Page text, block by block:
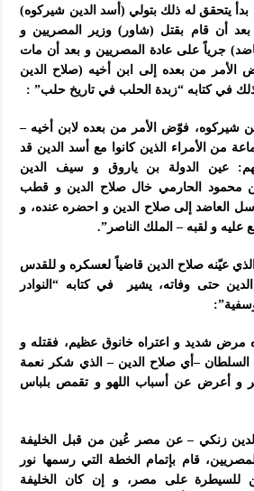
يتحقق له ذلك بتولي (أسد الدين شيركوه)
أن قام بقتل (شاور) وزير المصريين و
جرياً على عادة المصريين و بعد أن مات
الأمر من بعده إلى ابن أخيه (صلاح الدين
ذلك في كتابه “زبدة الحلب في تاريخ حلب” :
شيركوه، فوّض الأمر من بعده لابن أخيه –
من الأمراء الذين كانوا مع أسد الدين قد
عين الدولة بن ياروق و سيف الدين
محمود الحارمي خال صلاح الدين و قطب
العاضد إلى صلاح الدين و احضره عنده، و
عليه و لقبه – الملك الناصر”.
عيّنه صلاح الدين قاضياً لعسكره و للقدس
حتى وفاته، يشير في كتابه “النوادر
مرض شديد و اعتراه خانوق عظيم، فقتله و
–أي صلاح الدين – الذي شكر نعمة
و أعرض عن أسباب اللهو و تقمص بلباس
زنكي – عن مصر عُين من قبل الخليفة
قام بإتمام الخطة التي رسمها نور
للسيطرة على مصر، و إن كان الخليفة